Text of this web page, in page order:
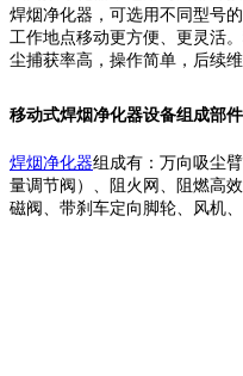
焊烟净化器，可选用不同型号
工作地点移动更方便、更灵活
尘捕获率高，操作简单，后续维
移动式焊烟净化器设备组成部件
焊烟净化器组成有：万向吸尘
量调节阀）、阻火网、阻燃高
磁阀、带刹车定向脚轮、风机